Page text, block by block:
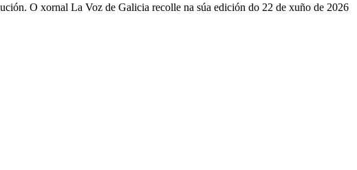
O xornal La Voz de Galicia recolle na súa edición do 22 de xuño de 2026